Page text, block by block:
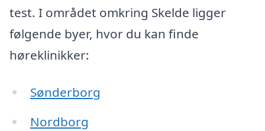
test. I området omkring Skelde ligger
følgende byer, hvor du kan finde
høreklinikker:
Sønderborg
Nordborg